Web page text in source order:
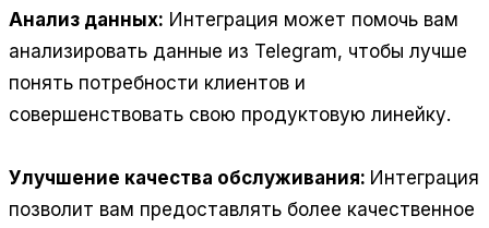
Анализ данных: Интеграция может помочь вам
анализировать данные из Telegram, чтобы лучше
понять потребности клиентов и
совершенствовать свою продуктовую линейку.
Улучшение качества обслуживания: Интеграция
позволит вам предоставлять более качественное